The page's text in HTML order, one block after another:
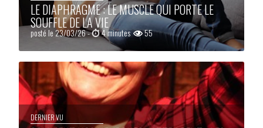
LE DIAPHRAGME : LE MUSCLE QUI PORTE LE
SOUFFLE DE LA VIE
posté le 23/03/26 - 4 minutes 55
DERNIER VU